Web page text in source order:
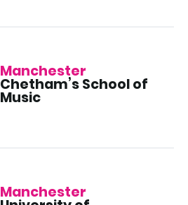
Manchester
Chetham’s School of
Music
Manchester